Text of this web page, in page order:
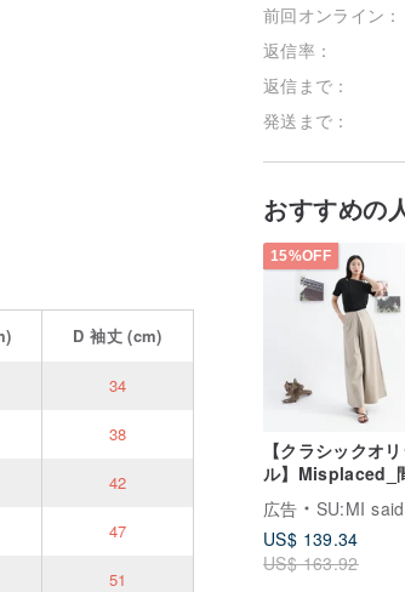
前回オンライン：
返信率：
返信まで：
発送まで：
おすすめの
15%OFF
【クラシックオ
ル】Misplaced_
て大きなプリーツ
イドパンツ
カーキ
広告
SU:MI said
US$ 139.34
US$ 163.92
D袖丈(cm)
34
38
42
47
51